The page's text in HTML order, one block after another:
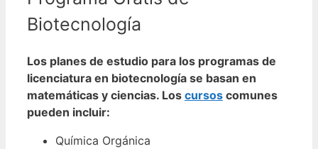
Biotecnología
Los planes de estudio para los programas de
licenciatura en biotecnología se basan en
matemáticas y ciencias. Los cursos comunes
pueden incluir:
Química Orgánica